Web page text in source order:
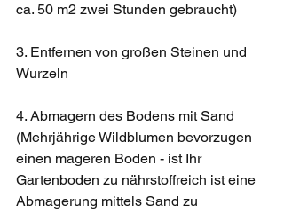
ca. 50 m2 zwei Stunden gebraucht)
3. Entfernen von großen Steinen und
Wurzeln
4. Abmagern des Bodens mit Sand
(Mehrjährige Wildblumen bevorzugen
einen mageren Boden - ist Ihr
Gartenboden zu nährstoffreich ist eine
Abmagerung mittels Sand zu